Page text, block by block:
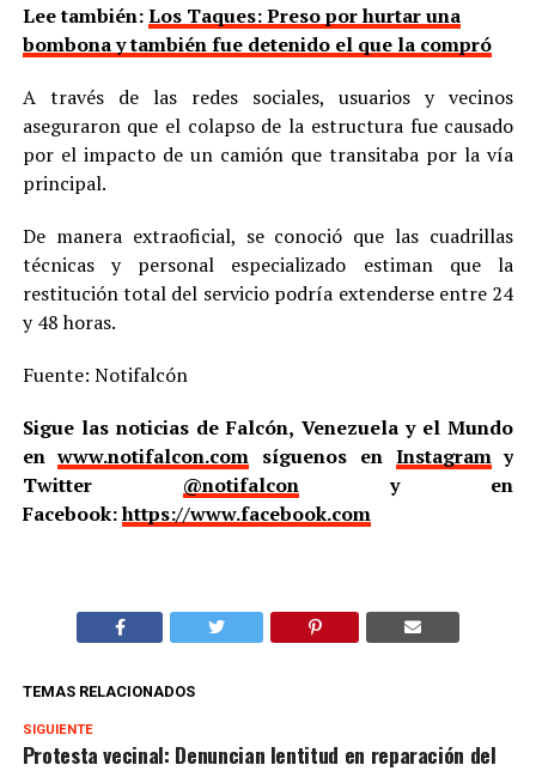
Lee también:Los Taques: Preso por hurtar una
bombona y también fue detenido el que la compró
A través de las redes sociales, usuarios y vecinos
aseguraron que el colapso de la estructura fue causado
por el impacto de un camión que transitaba por la vía
principal.
De manera extraoficial, se conoció que las cuadrillas
técnicas y personal especializado estiman que la
restitución total del servicio podría extenderse entre 24
y 48 horas.
Fuente: Notifalcón
Sigue las noticias de Falcón, Venezuela y el Mundo
enwww.notifalcon.com síguenos en Instagramy
Twitter @notifalcony en
Facebook:https://www.facebook.com
TEMAS RELACIONADOS
SIGUIENTE
Protesta vecinal: Denuncian lentitud en reparación del